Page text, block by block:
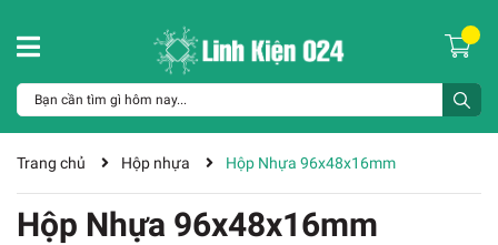
Trang chủ Hộp nhựa Hộp Nhựa 96x48x16mm
Hộp Nhựa 96x48x16mm